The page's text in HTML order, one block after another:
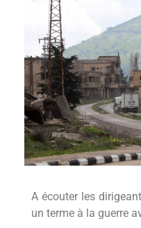
A écouter les
un terme à la guerre